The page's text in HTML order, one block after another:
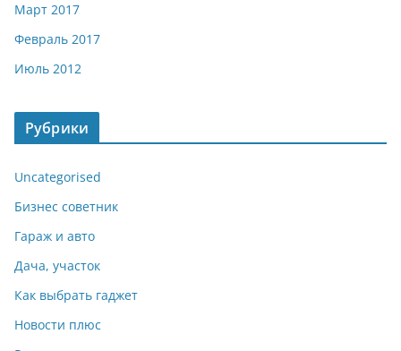
Март 2017
Февраль 2017
Июль 2012
Рубрики
Uncategorised
Бизнес советник
Гараж и авто
Дача, участок
Как выбрать гаджет
Новости плюс